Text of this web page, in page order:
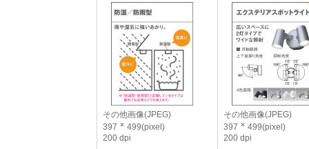
その他画像(JPEG)
397
499(pixel)
200 dpi
その他画像(JPEG)
397
499(pixel)
200 dpi